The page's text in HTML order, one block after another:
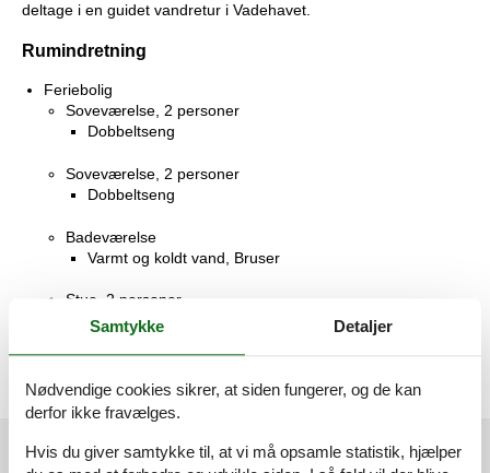
deltage i en guidet vandretur i Vadehavet.
Rumindretning
Feriebolig
Soveværelse, 2 personer
Dobbeltseng
Soveværelse, 2 personer
Dobbeltseng
Badeværelse
Varmt og koldt vand, Bruser
Stue, 2 personer
Dobbeltseng
Vores gæsteanmeldelser
Samtykke Detaljer
Nødvendige cookies sikrer, at siden fungerer, og de kan
derfor ikke fravælges.
Hvis du giver samtykke til, at vi må opsamle statistik, hjælper